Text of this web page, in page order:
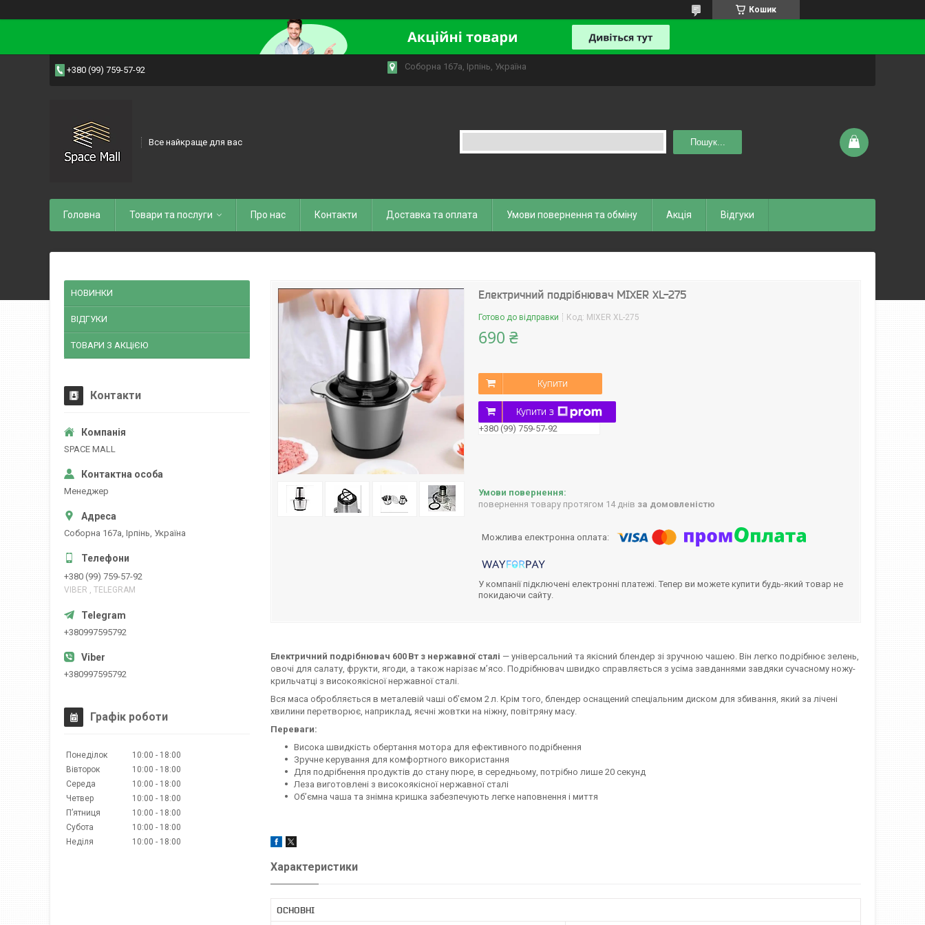
Кошик
+380 (99) 759-57-92 Соборна 167а, Ірпінь, Україна
Все найкраще для вас Пошук...
Головна Товари та послуги Про нас Контакти Доставка та оплата Умови повернення та обміну Акція Відгуки
Електричний подрібнювач MIXER XL-275
Готово до відправки Код: MIXER XL-275
690 ₴
Купити
Купити з
+380 (99) 759-57-92
повернення товару протягом 14 днів за домовленістю
У компанії підключені електронні платежі. Тепер ви можете купити будь-який товар не
покидаючи сайту.
Електричний подрібнювач 600 Вт з нержавної сталі — універсальний та якісний блендер зі зручною чашею. Він легко подрібнює зелень,
овочі для салату, фрукти, ягоди, а також нарізає м’ясо. Подрібнювач швидко справляється з усіма завданнями завдяки сучасному ножу-
крильчатці з високоякісної нержавної сталі.
Вся маса обробляється в металевій чаші об’ємом 2 л. Крім того, блендер оснащений спеціальним диском для збивання, який за лічені
хвилини перетворює, наприклад, яєчні жовтки на ніжну, повітряну масу.
Переваги:
Висока швидкість обертання мотора для ефективного подрібнення
Зручне керування для комфортного використання
Для подрібнення продуктів до стану пюре, в середньому, потрібно лише 20 секунд
Леза виготовлені з високоякісної нержавної сталі
Об’ємна чаша та знімна кришка забезпечують легке наповнення і миття
Характеристики
ОСНОВНІ
НОВИНКИ
ВІДГУКИ
ТОВАРИ З АКЦіЄЮ
Контакти
SPACE MALL
Менеджер
Соборна 167а, Ірпінь, Україна
+380 (99) 759-57-92
VIBER , TELEGRAM
+380997595792
+380997595792
Графік роботи
Понеділок 10:00
18:00
Вівторок
10:00
18:00
Середа
10:00
18:00
Четвер
10:00
18:00
Пʼятниця
10:00
18:00
Субота
10:00
18:00
Неділя
10:00 18:00